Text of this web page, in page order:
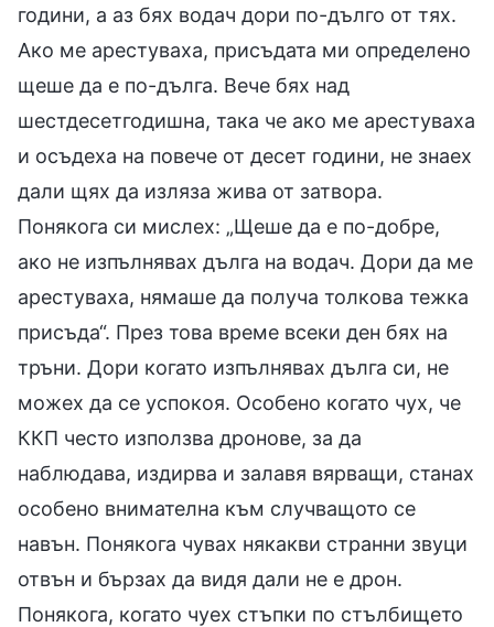
години, а аз бях водач дори по-дълго от тях.
Ако ме арестуваха, присъдата ми определено
щеше да е по-дълга. Вече бях над
шестдесетгодишна, така че ако ме арестуваха
и осъдеха на повече от десет години, не знаех
дали щях да изляза жива от затвора.
Понякога си мислех: „Щеше да е по-добре,
ако не изпълнявах дълга на водач. Дори да ме
арестуваха, нямаше да получа толкова тежка
присъда“. През това време всеки ден бях на
тръни. Дори когато изпълнявах дълга си, не
можех да се успокоя. Особено когато чух, че
ККП често използва дронове, за да
наблюдава, издирва и залавя вярващи, станах
особено внимателна към случващото се
навън. Понякога чувах някакви странни звуци
отвън и бързах да видя дали не е дрон.
Понякога, когато чуех стъпки по стълбището